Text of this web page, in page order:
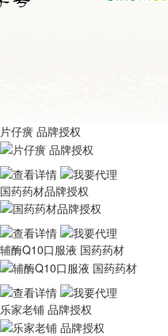
片仔癀 品牌授权
国药药材品牌授权
辅酶Q10口服液 国药药材
乐家老铺 品牌授权